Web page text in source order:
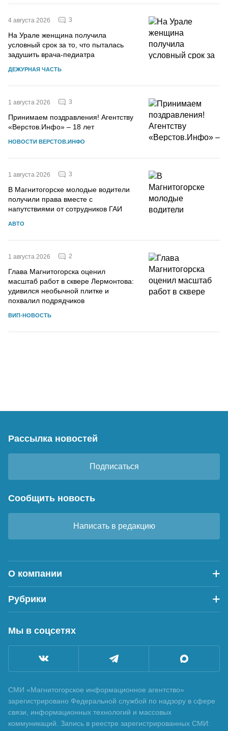
4 августа 2026 3
На Урале женщина получила
условный срок за то, что пыталась
задушить врача-педиатра
ДЕЖУРНАЯ ЧАСТЬ
1 августа 2026 3
Принимаем поздравления! Агентству
«Верстов.Инфо» – 18 лет
НОВОСТИ ВЕРСТОВ.ИНФО
1 августа 2026 3
В Магнитогорске молодые водители
получили права вместе с
напутствиями от сотрудников ГАИ
АВТО
1 августа 2026 2
Глава Магнитогорска оценил
масштаб работ в сквере Лермонтова:
удивился необычной плитке и
похвалил подрядчиков
ВИП-НОВОСТЬ
Рассылка новостей
Подписаться
Сообщить новость
Написать в редакцию
О компании
Рубрики
Мы в соцсетях
СМИ «Магнитогорское информационное агентство»
зарегистрировано Федеральной службой по надзору в сфере
связи, информационных технологий и массовых
коммуникаций. Запись в реестре зарегистрированных СМИ: